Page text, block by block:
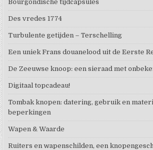
Bourgondische tijdcapsules
Des vredes 1774
Turbulente getijden – Terschelling
Een uniek Frans douanelood uit de Eerste
De Zeeuwse knoop: een sieraad met
Digitaal topcadeau!
Tombak knopen: datering, gebruik en
beperkingen
Wapen & Waarde
Ruiters en wapenschilden, een